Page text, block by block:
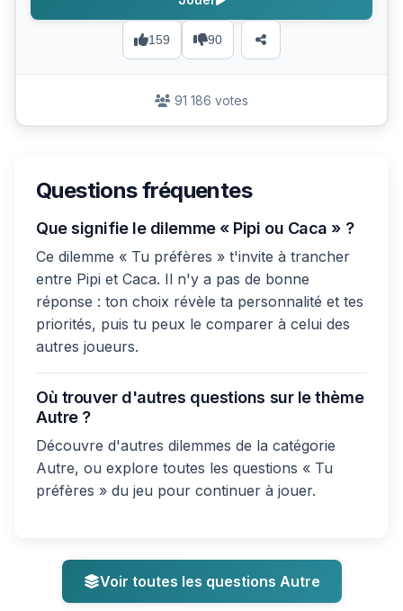
159 90
91 186 votes
Questions fréquentes
Que signifie le dilemme « Pipi ou Caca » ?
Ce dilemme « Tu préfères » t'invite à trancher
entre Pipi et Caca. Il n'y a pas de bonne
réponse : ton choix révèle ta personnalité et tes
priorités, puis tu peux le comparer à celui des
autres joueurs.
Où trouver d'autres questions sur le thème
Autre ?
Découvre d'autres dilemmes de la catégorie
Autre, ou explore toutes les questions « Tu
préfères » du jeu pour continuer à jouer.
Voir toutes les questions Autre